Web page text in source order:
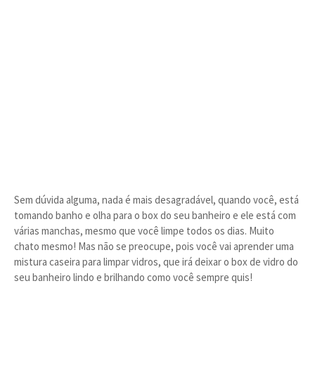
Sem dúvida alguma, nada é mais desagradável, quando você, está
tomando banho e olha para o box do seu banheiro e ele está com
várias manchas, mesmo que você limpe todos os dias. Muito
chato mesmo! Mas não se preocupe, pois você vai aprender uma
mistura caseira para limpar vidros, que irá deixar o box de vidro do
seu banheiro lindo e brilhando como você sempre quis!